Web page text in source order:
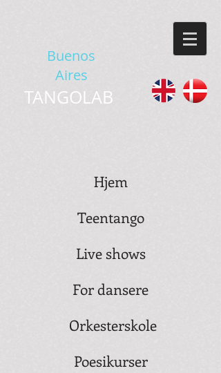
Buenos
Aires
TANGOLAB
Hjem
Teentango
Live shows
For dansere
Orkesterskole
Poesikurser